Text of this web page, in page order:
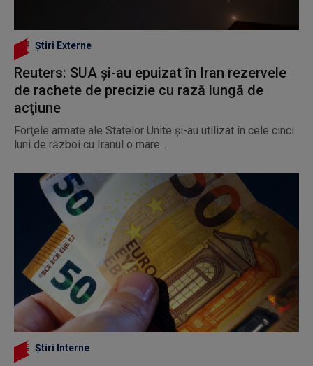
Știri Externe
Reuters: SUA şi-au epuizat în Iran rezervele
de rachete de precizie cu rază lungă de
acţiune
Forţele armate ale Statelor Unite şi-au utilizat în cele cinci
luni de război cu Iranul o mare...
Știri Interne